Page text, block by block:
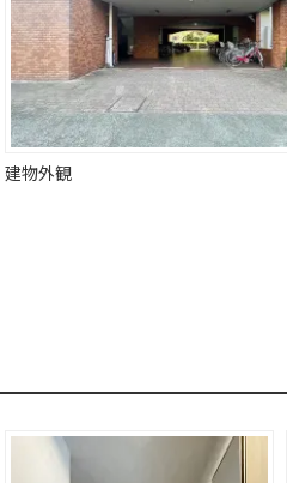
建物外観